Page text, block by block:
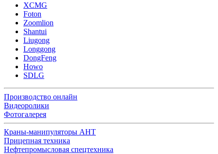
XCMG
Foton
Zoomlion
Shantui
Liugong
Longgong
DongFeng
Howo
SDLG
Производство онлайн
Видеоролики
Фотогалерея
Краны-манипуляторы АНТ
Прицепная техника
Нефтепромысловая спецтехника